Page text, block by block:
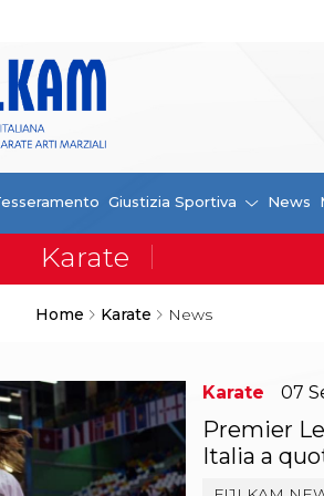
Giustizia Sportiva News
Home Karate News
La Federazione
La FIJLKAM
Organigramma
Storia
di tutti i tempi
News
Federali
Tecnici
Ufficiali di Gara
e tutela sanitaria
Tesseramento
Contatti
Karate 07
Premier
Italia a